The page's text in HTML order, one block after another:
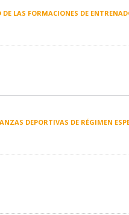
LAS FORMACIONES DE
DEPORTIVAS DE RÉGIMEN